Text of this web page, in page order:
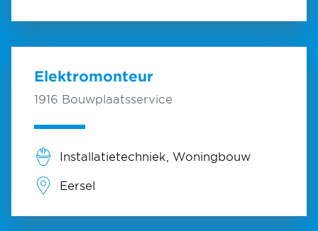
Elektromonteur
1916 Bouwplaatsservice
Installatietechniek, Woningbouw
Eersel